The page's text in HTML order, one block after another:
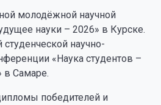
молодёжной научной
науки – 2026» в Курске.
студенческой научно-
«Наука студентов –
в Самаре.
победителей и